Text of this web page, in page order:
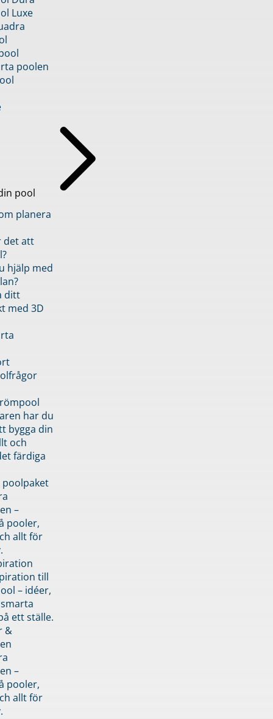
Luxe
poolen
pool
planera
det att
hjälp med
ditt
med 3D
har du
bygga din
och
färdiga
–
pooler,
allt för
till
– idéer,
ett ställe.
&
–
pooler,
allt för